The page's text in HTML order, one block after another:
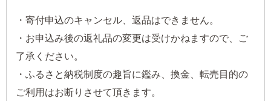
・寄付申込のキャンセル、返品はできません。
・お申込み後の返礼品の変更は受けかねますので、ご
了承ください。
・ふるさと納税制度の趣旨に鑑み、換金、転売目的の
ご利用はお断りさせて頂きます。